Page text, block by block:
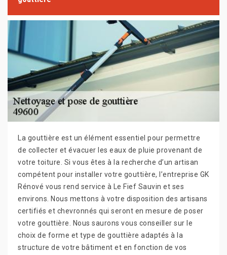
La gouttière est un élément essentiel pour permettre
de collecter et évacuer les eaux de pluie provenant de
votre toiture. Si vous êtes à la recherche d’un artisan
compétent pour installer votre gouttière, l’entreprise GK
Rénové vous rend service à Le Fief Sauvin et ses
environs. Nous mettons à votre disposition des artisans
certifiés et chevronnés qui seront en mesure de poser
votre gouttière. Nous saurons vous conseiller sur le
choix de forme et type de gouttière adaptés à la
structure de votre bâtiment et en fonction de vos